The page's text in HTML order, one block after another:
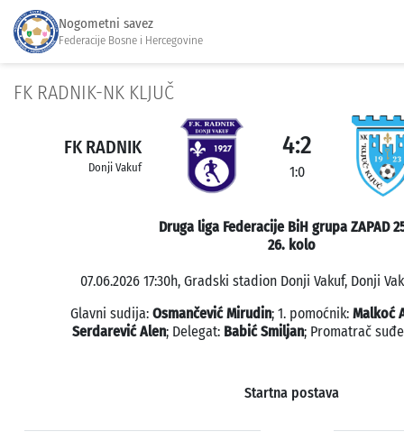
Nogometni savez
Federacije Bosne i Hercegovine
FK RADNIK-NK KLJUČ
FK RADNIK
Donji Vakuf
4:2
1:0
Druga liga Federacije BiH grupa ZAPAD
26. kolo
07.06.2026 17:30h, Gradski stadion Donji Vakuf, Donji
Glavni sudija: Osmančević Mirudin; 1. pomoćnik: Malkoć
Serdarević Alen; Delegat: Babić Smiljan; Promatrač
Startna postava